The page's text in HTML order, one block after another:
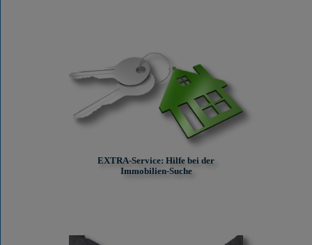
EXTRA-Service: Hilfe bei der
Immobilien-Suche